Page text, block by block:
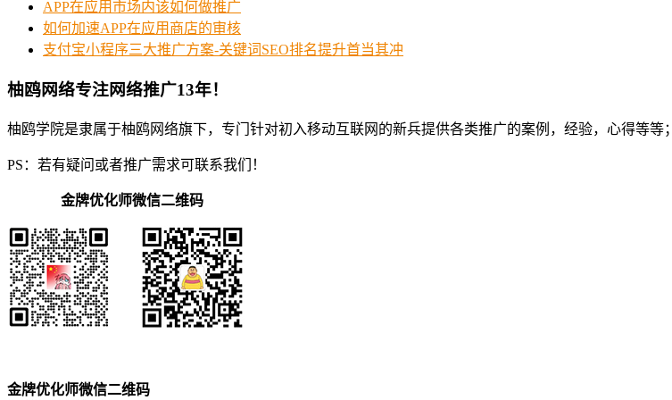
APP在应用市场内该如何做推广
如何加速APP在应用商店的审核
支付宝小程序三大推广方案-关键词SEO排名提升首当其冲
柚鸥网络专注网络推广13年！
柚鸥学院是隶属于柚鸥网络旗下，专门针对初入移动互联网的新兵提供各类推广的案例，经验，心得等等；
PS：若有疑问或者推广需求可联系我们！
金牌优化师微信二维码
金牌优化师微信二维码